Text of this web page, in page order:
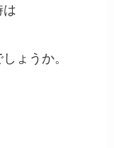
は
ょうか。